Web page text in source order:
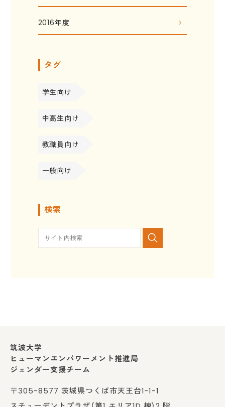
2016年度
タグ
学生向け
中高生向け
教職員向け
一般向け
検索
筑波大学
ヒューマンエンパワーメント推進局
ジェンダー支援チーム
〒305-8577 茨城県つくば市天王台1-1-1